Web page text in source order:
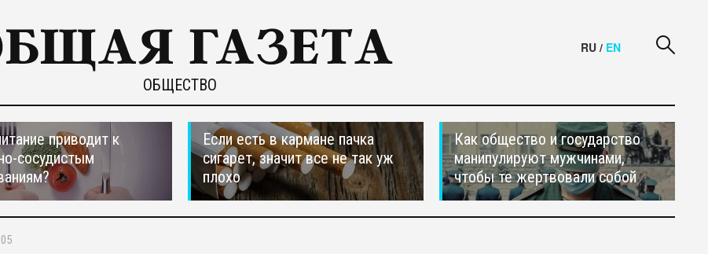
ОБЩЕСТВО
RU / EN
приводит к
сосудистым
Если есть в кармане пачка
сигарет, значит все не так уж
плохо
Как общество и государство
манипулируют мужчинами,
чтобы те жертвовали собой